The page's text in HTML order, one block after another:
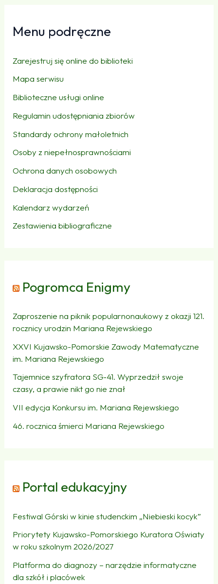
Menu podręczne
Zarejestruj się online do biblioteki
Mapa serwisu
Biblioteczne usługi online
Regulamin udostępniania zbiorów
Standardy ochrony małoletnich
Osoby z niepełnosprawnościami
Ochrona danych osobowych
Deklaracja dostępności
Kalendarz wydarzeń
Zestawienia bibliograficzne
Pogromca Enigmy
Zaproszenie na piknik popularnonaukowy z okazji 121.
rocznicy urodzin Mariana Rejewskiego
XXVI Kujawsko-Pomorskie Zawody Matematyczne
im. Mariana Rejewskiego
Tajemnice szyfratora SG‑41. Wyprzedził swoje
czasy, a prawie nikt go nie znał
VII edycja Konkursu im. Mariana Rejewskiego
46. rocznica śmierci Mariana Rejewskiego
Portal edukacyjny
Festiwal Górski w kinie studenckim „Niebieski kocyk”
Priorytety Kujawsko-Pomorskiego Kuratora Oświaty
w roku szkolnym 2026/2027
Platforma do diagnozy – narzędzie informatyczne
dla szkół i placówek